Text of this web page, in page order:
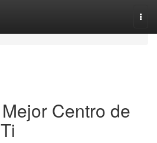
Centro de